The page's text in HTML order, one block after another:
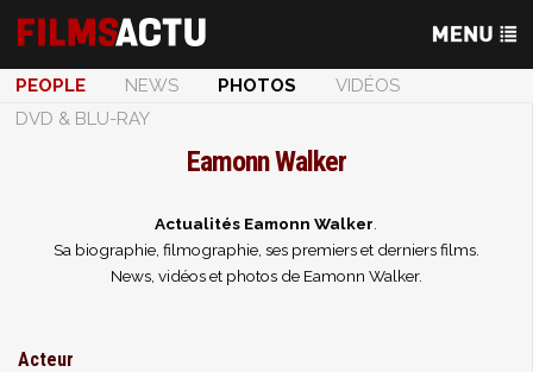
PEOPLE NEWS PHOTOS
VIDÉOS
DVD & BLU-RAY
Eamonn Walker
Actualités Eamonn Walker
Sa biographie, filmographie, ses premiers et derniers films.
News, vidéos et photos de Eamonn Walker.
Acteur